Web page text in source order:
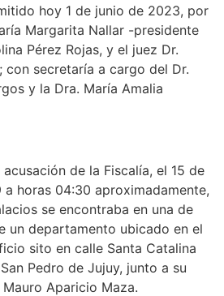
hoy 1 de junio de 2023, por
Margarita Nallar -presidente
Pérez Rojas, y el juez Dr.
con secretaría a cargo del Dr.
y la Dra. María Amalia
de la Fiscalía, el 15 de
horas 04:30 aproximadamente,
se encontraba en una de
un departamento ubicado en el
sito en calle Santa Catalina
Pedro de Jujuy, junto a su
Aparicio Maza.